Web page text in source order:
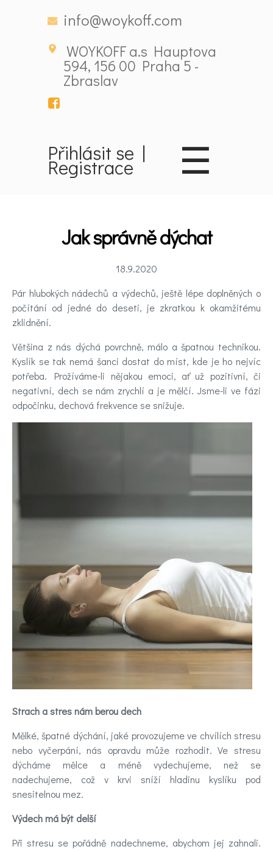
info@woykoff.com
WOYKOFF a.s Hauptova
594, 156 00 Praha 5 -
Zbraslav
Přihlásit se |
Registrace
ovlivňující
nálady
Novinky
Poradna
a
chat
Hledáte
účinnou
Videa
Kontakt
Registrace
☰
Jak správně dýchat
18.9.2020
Pár hlubokých nádechů a výdechů, ještě lépe doplněných o
počítání od jedné do deseti, je zkratkou k okamžitému
zklidnění.
Většina z nás dýchá povrchně, málo a špatnou technikou.
Kyslík se tak nemá šanci dostat do míst, kde je ho nejvíc
potřeba. Prožíváme-li nějakou emoci, ať už pozitivní, či
negativní, dech se nám zrychlí a je mělčí. Jsme-li ve fázi
odpočinku, dechová frekvence se snižuje.
Strach a stres nám berou dech
Mělké, špatné dýchání, jaké provozujeme ve chvílích stresu
nebo vyčerpání, nás opravdu může rozhodit. Ve stresu
dýcháme mělce a méně vydechujeme, než se
nadechujeme, což v krvi sníží hladinu kyslíku pod
snesitelnou mez.
Výdech má být delší
Při stresu se pořádně nadechneme, abychom jej zahnali.